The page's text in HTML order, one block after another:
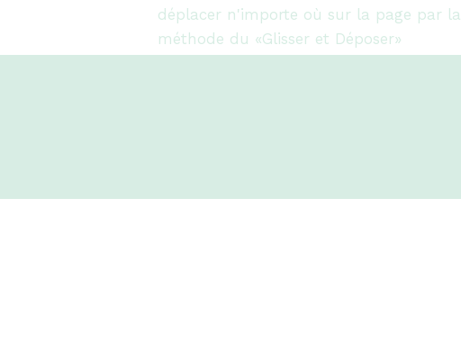
déplacer n'importe où sur la page par la
méthode du «Glisser et Déposer»